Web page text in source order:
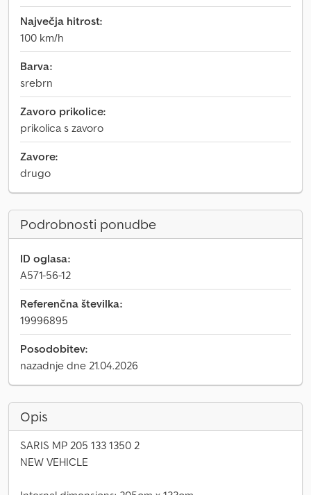
Največja hitrost:
100 km/h
Barva:
srebrn
Zavoro prikolice:
prikolica s zavoro
Zavore:
drugo
Podrobnosti ponudbe
ID oglasa:
A571-56-12
Referenčna številka:
19996895
Posodobitev:
nazadnje dne 21.04.2026
Opis
SARIS MP 205 133 1350 2
NEW VEHICLE